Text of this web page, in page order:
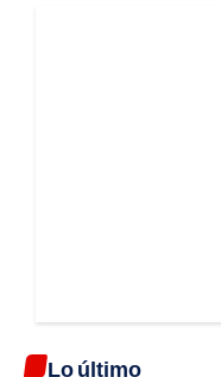
Lo último